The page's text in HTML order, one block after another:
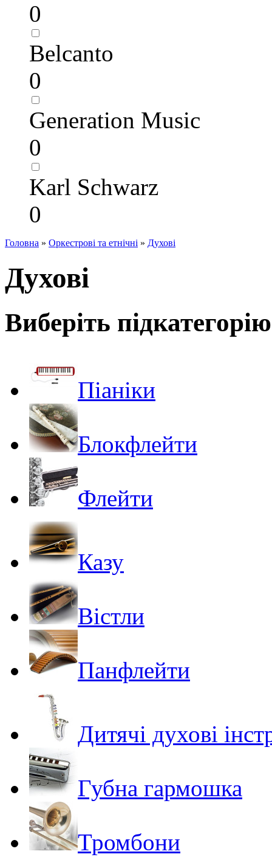
0
Belcanto
0
Generation Music
0
Karl Schwarz
0
Головна » Оркестрові та етнічні » Духові
Духові
Виберіть підкатегорію
Піаніки
Блокфлейти
Флейти
Казу
Вістли
Панфлейти
Дитячі духові
Губна гармошка
Тромбони